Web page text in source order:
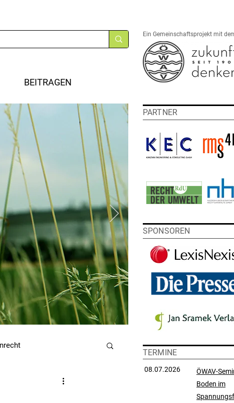
BEITRAGEN
Ein Gemeinschaftsprojekt mit
08.07.2026
ÖWAV-
Boden im
PARTNER
TERMINE
SPONSOREN